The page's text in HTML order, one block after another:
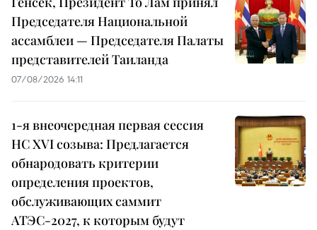
Председателя Национальной
ассамблеи — Председателя Палаты
представителей Таиланда
07/08/2026 14:11
1-я внеочередная первая сессия
НС XVI созыва: Предлагается
обнародовать критерии
определения проектов,
обслуживающих саммит
АТЭС-2027, к которым будут